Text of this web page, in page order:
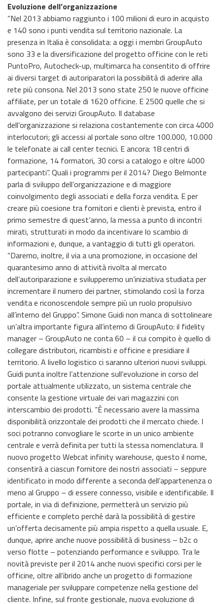
Evoluzione dell’organizzazione
“Nel 2013 abbiamo raggiunto i 100 milioni di euro in acquisto
e 140 sono i punti vendita sul territorio nazionale. La
presenza in Italia è consolidata: a oggi i membri GroupAuto
sono 33 e la diversificazione del progetto officine con le reti
PuntoPro, Autocheck-up, multimarca ha consentito di offrire
ai diversi target di autoriparatori la possibilità di aderire alla
rete più consona. Nel 2013 sono state 250 le nuove officine
affiliate, per un totale di 1620 officine. E 2500 quelle che si
avvalgono dei servizi GroupAuto. Il database
dell’organizzazione si relaziona costantemente con circa 4000
interlocutori; gli accessi al portale sono oltre 100.000, 10.000
le telefonate ai call center tecnici. E ancora: 18 centri di
formazione, 14 formatori, 30 corsi a catalogo e oltre 4000
partecipanti”. Quali i programmi per il 2014? Diego Belmonte
parla di sviluppo dell’organizzazione e di maggiore
coinvolgimento degli associati e della forza vendita. E per
creare più coesione tra fornitori e clienti è prevista, entro il
primo semestre di quest’anno, la messa a punto di incontri
mirati, strutturati in modo da incentivare lo scambio di
informazioni e, dunque, a vantaggio di tutti gli operatori.
“Daremo, inoltre, il via a una promozione, in occasione del
quarantesimo anno di attività rivolta al mercato
dell’autoriparazione e svilupperemo un’iniziativa studiata per
incrementare il numero dei partner, stimolando così la forza
vendita e riconoscendole sempre più un ruolo propulsivo
all’interno del Gruppo”. Simone Guidi non manca di sottolineare
un’altra importante figura all’interno di GroupAuto: il fidelity
manager – GroupAuto ne conta 60 – il cui compito è quello di
collegare distributori, ricambisti e officine e presidiare il
territorio. A livello logistico ci saranno ulteriori nuovi sviluppi.
Guidi punta inoltre l’attenzione sull’evoluzione in corso del
portale attualmente utilizzato, un sistema centrale che
consente la gestione virtuale dei vari magazzini con
interscambio dei prodotti. “È necessario avere la massima
disponibilità orizzontale dei prodotti che il mercato chiede. I
soci potranno convogliare le scorte in un unico ambiente
centrale e verrà definita per tutti la stessa nomenclatura. Il
nuovo progetto Webcat infinity warehouse, questo il nome,
consentirà a ciascun fornitore dei nostri associati – seppure
identificato in modo differente a seconda dell’appartenenza o
meno al Gruppo – di essere connesso, visibile e identificabile. Il
portale, in via di definizione, permetterà un servizio più
efficiente e completo perché darà la possibilità di gestire
un’offerta decisamente più ampia rispetto a quella usuale. E,
dunque, aprire anche nuove possibilità di business – b2c o
verso flotte – potenziando performance e sviluppo. Tra le
novità previste per il 2014 anche nuovi specifici corsi per le
officine, oltre all’ibrido anche un progetto di formazione
manageriale per sviluppare competenze nella gestione del
cliente. Infine, sul fronte gestionale, nuova evoluzione di